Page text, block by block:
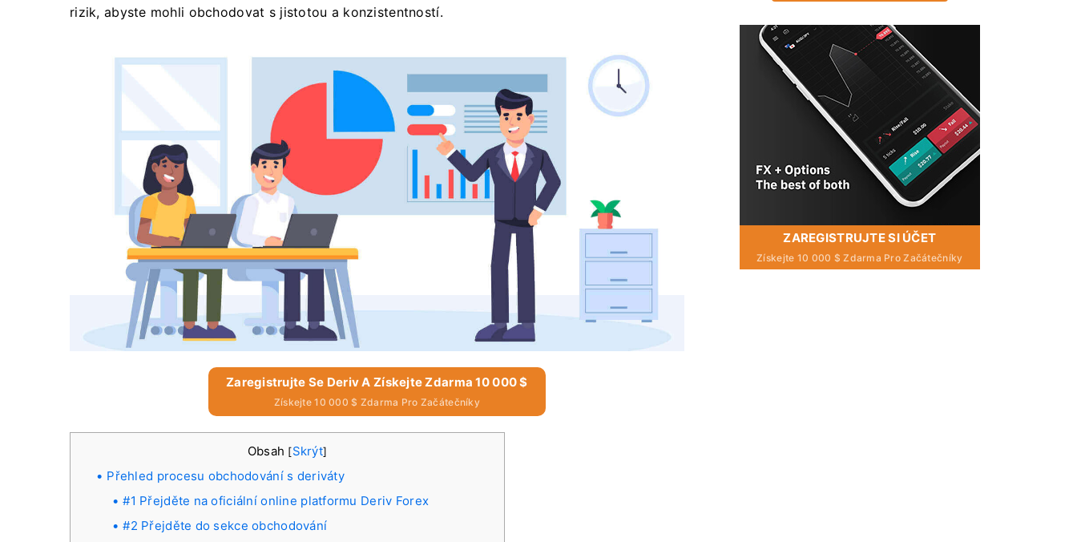
rizik, abyste mohli obchodovat s jistotou a konzistentností.
Zaregistrujte Se Deriv A Získejte Zdarma 10 000 $
Získejte 10 000 $ Zdarma Pro Začátečníky
Obsah [Skrýt]
Přehled procesu obchodování s deriváty
#1 Přejděte na oficiální online platformu Deriv Forex
#2 Přejděte do sekce obchodování
ZAREGISTRUJTE SI ÚČET
Získejte 10 000 $ Zdarma Pro Začátečníky